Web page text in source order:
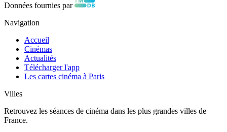
Données fournies par
Navigation
Accueil
Cinémas
Actualités
Télécharger l'app
Les cartes cinéma à Paris
Villes
Retrouvez les séances de cinéma dans les plus grandes villes de
France.